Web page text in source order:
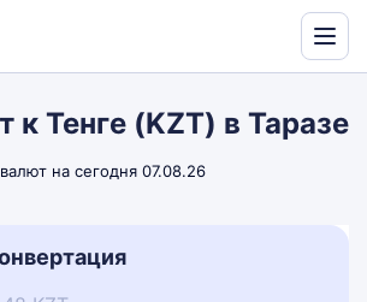
Translate
к Тенге (KZT) в Таразе
на сегодня 07.08.26